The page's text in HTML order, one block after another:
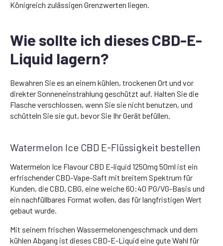
Königreich zulässigen Grenzwerten liegen.
Wie sollte ich dieses CBD-E-
Liquid lagern?
Bewahren Sie es an einem kühlen, trockenen Ort und vor
direkter Sonneneinstrahlung geschützt auf. Halten Sie die
Flasche verschlossen, wenn Sie sie nicht benutzen, und
schütteln Sie sie gut, bevor Sie Ihr Gerät befüllen.
Watermelon Ice CBD E-Flüssigkeit bestellen
Watermelon Ice Flavour CBD E-liquid 1250mg 50ml ist ein
erfrischender CBD-Vape-Saft mit breitem Spektrum für
Kunden, die CBD, CBG, eine weiche 60:40 PG/VG-Basis und
ein nachfüllbares Format wollen, das für langfristigen Wert
gebaut wurde.
Mit seinem frischen Wassermelonengeschmack und dem
kühlen Abgang ist dieses CBD-E-Liquid eine gute Wahl für